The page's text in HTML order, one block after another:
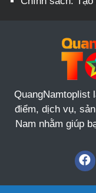
QuangNamtoplist
điểm, dịch vụ,
Nam nhằm giúp